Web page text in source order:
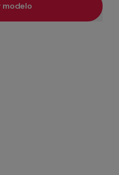
modelo